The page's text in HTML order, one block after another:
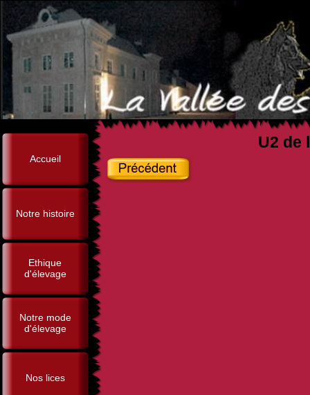
Accueil
Notre histoire
Ethique
d'élevage
Notre mode
d'élevage
Nos lices
U2 de